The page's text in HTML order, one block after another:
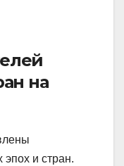
на
и стран.